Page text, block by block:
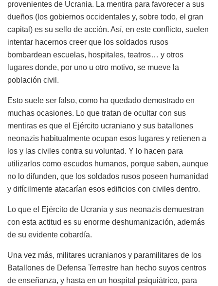
provenientes de Ucrania. La mentira para favorecer a sus
dueños (los gobiernos occidentales y, sobre todo, el gran
capital) es su sello de acción. Así, en este conflicto, suelen
intentar hacernos creer que los soldados rusos
bombardean escuelas, hospitales, teatros… y otros
lugares donde, por uno u otro motivo, se mueve la
población civil.
Esto suele ser falso, como ha quedado demostrado en
muchas ocasiones. Lo que tratan de ocultar con sus
mentiras es que el Ejército ucraniano y sus batallones
neonazis habitualmente ocupan esos lugares y retienen a
los y las civiles contra su voluntad. Y lo hacen para
utilizarlos como escudos humanos, porque saben, aunque
no lo difunden, que los soldados rusos poseen humanidad
y difícilmente atacarían esos edificios con civiles dentro.
Lo que el Ejército de Ucrania y sus neonazis demuestran
con esta actitud es su enorme deshumanización, además
de su evidente cobardía.
Una vez más, militares ucranianos y paramilitares de los
Batallones de Defensa Terrestre han hecho suyos centros
de enseñanza, y hasta en un hospital psiquiátrico, para